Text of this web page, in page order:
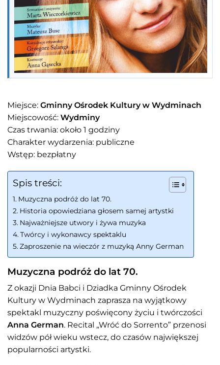
Miejsce: Gminny Ośrodek Kultury w Wydminach
Miejscowość: Wydminy
Czas trwania: około 1 godziny
Charakter wydarzenia: publiczne
Wstęp: bezpłatny
Spis treści:
Muzyczna podróż do lat 70.
Historia opowiedziana głosem samej artystki
Najważniejsze utwory i żywa muzyka
Twórcy i wykonawcy spektaklu
Zaproszenie na wieczór z muzyką Anny German
Muzyczna podróż do lat 70.
Z okazji Dnia Babci i Dziadka Gminny Ośrodek
Kultury w Wydminach zaprasza na wyjątkowy
spektakl muzyczny poświęcony życiu i twórczości
Anna German. Recital „Wróć do Sorrento” przenosi
widzów pół wieku wstecz, do czasów największej
popularności artystki.